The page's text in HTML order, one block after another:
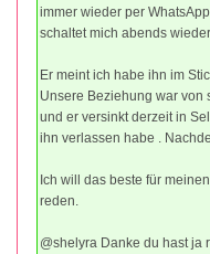
immer wieder per
schaltet mich abends
Er meint ich habe ihn im
Unsere Beziehung war von
und er versinkt derzeit in
ihn verlassen habe .
Ich will das beste für
reden.
@shelyra Danke du hast ja